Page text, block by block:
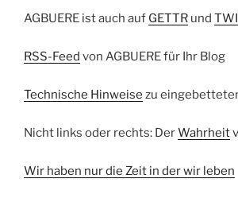
AGBUERE ist auch auf GETTR und
RSS-Feed von AGBUERE für Ihr Blog
Technische Hinweise zu
Nicht links oder rechts: DerWahrheit
Wir haben nur die Zeit in der wir leben